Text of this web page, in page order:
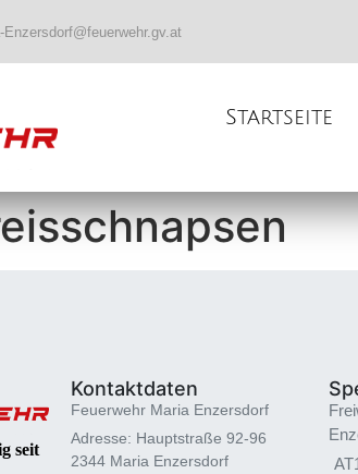
Enzersdorf@feuerwehr.gv.at
Startseite
seit
Kontaktdaten
Feuerwehr Maria Enzersdorf
Adresse: Hauptstraße 92-96
2344 Maria Enzersdorf